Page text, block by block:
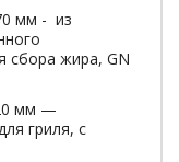
мм - из
сбора жира, GN
мм —
гриля, с